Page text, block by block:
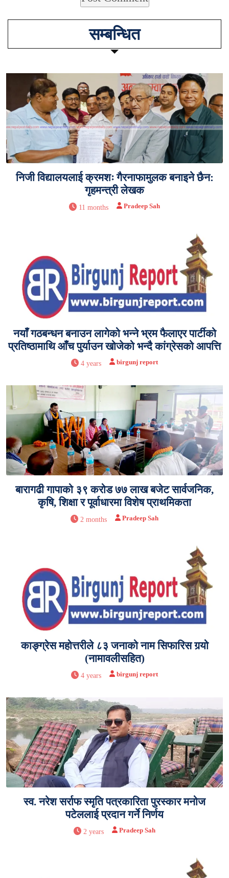
सम्बन्धित
निजी विद्यालयलाई क्रमशः गैरनाफामुलक बनाइने छैन:
गृहमन्त्री लेखक
11 months Pradeep Sah
नयाँ गठबन्धन बनाउन लागेको भन्ने भ्रम फैलाएर पार्टीको
प्रतिष्ठामाथि आँच पुर्याउन खोजेको भन्दै कांग्रेसको आपत्ति
4 years birgunj report
बारागढी गापाको ३९ करोड ७७ लाख बजेट सार्वजनिक,
कृषि, शिक्षा र पूर्वाधारमा विशेष प्राथमिकता
2 months Pradeep Sah
काङ्ग्रेस महोत्तरीले ८३ जनाको नाम सिफारिस गर्‍यो
(नामावलीसहित)
4 years birgunj report
स्व. नरेश सर्राफ स्मृति पत्रकारिता पुरस्कार मनोज
पटेललाई प्रदान गर्ने निर्णय
2 years Pradeep Sah